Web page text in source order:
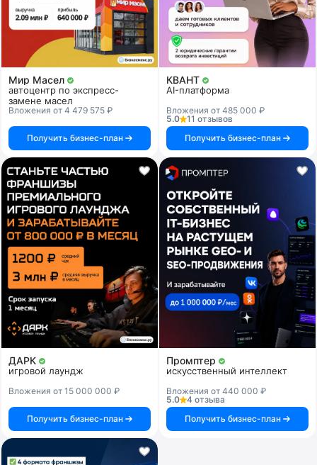
Мир Масел
автоцентр по экспресс-
замене масел
Вложения от 4 479 575 ₽
Получить бизнес-план
КВАНТ
AI-платформа
Вложения от 485 000 ₽
5.0
11 отзывов
Получить бизнес-план
ДАРК
игровой лаундж
Вложения от 15 000 000 ₽
Получить бизнес-план
Промптер
искусственный интеллект
Вложения от 440 000 ₽
5.0
4 отзыва
Получить бизнес-план